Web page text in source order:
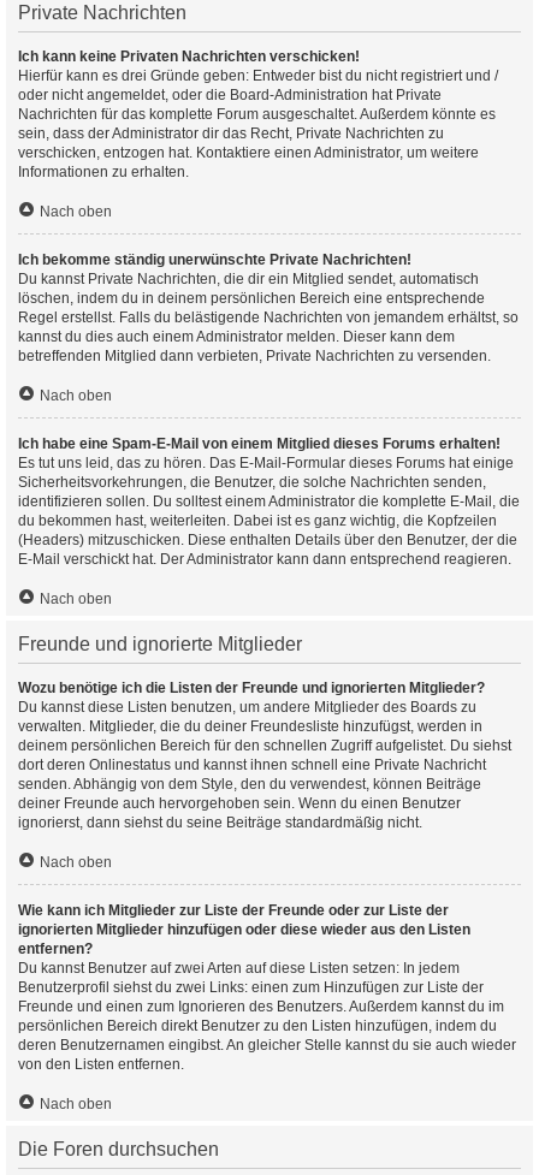
Private Nachrichten
Ich kann keine Privaten Nachrichten verschicken!
Hierfür kann es drei Gründe geben: Entweder bist du nicht registriert und /
oder nicht angemeldet, oder die Board-Administration hat Private
Nachrichten für das komplette Forum ausgeschaltet. Außerdem könnte es
sein, dass der Administrator dir das Recht, Private Nachrichten zu
verschicken, entzogen hat. Kontaktiere einen Administrator, um weitere
Informationen zu erhalten.
Nach oben
Ich bekomme ständig unerwünschte Private Nachrichten!
Du kannst Private Nachrichten, die dir ein Mitglied sendet, automatisch
löschen, indem du in deinem persönlichen Bereich eine entsprechende
Regel erstellst. Falls du belästigende Nachrichten von jemandem erhältst, so
kannst du dies auch einem Administrator melden. Dieser kann dem
betreffenden Mitglied dann verbieten, Private Nachrichten zu versenden.
Nach oben
Ich habe eine Spam-E-Mail von einem Mitglied dieses Forums erhalten!
Es tut uns leid, das zu hören. Das E-Mail-Formular dieses Forums hat einige
Sicherheitsvorkehrungen, die Benutzer, die solche Nachrichten senden,
identifizieren sollen. Du solltest einem Administrator die komplette E-Mail, die
du bekommen hast, weiterleiten. Dabei ist es ganz wichtig, die Kopfzeilen
(Headers) mitzuschicken. Diese enthalten Details über den Benutzer, der die
E-Mail verschickt hat. Der Administrator kann dann entsprechend reagieren.
Nach oben
Freunde und ignorierte Mitglieder
Wozu benötige ich die Listen der Freunde und ignorierten Mitglieder?
Du kannst diese Listen benutzen, um andere Mitglieder des Boards zu
verwalten. Mitglieder, die du deiner Freundesliste hinzufügst, werden in
deinem persönlichen Bereich für den schnellen Zugriff aufgelistet. Du siehst
dort deren Onlinestatus und kannst ihnen schnell eine Private Nachricht
senden. Abhängig von dem Style, den du verwendest, können Beiträge
deiner Freunde auch hervorgehoben sein. Wenn du einen Benutzer
ignorierst, dann siehst du seine Beiträge standardmäßig nicht.
Nach oben
Wie kann ich Mitglieder zur Liste der Freunde oder zur Liste der
ignorierten Mitglieder hinzufügen oder diese wieder aus den Listen
entfernen?
Du kannst Benutzer auf zwei Arten auf diese Listen setzen: In jedem
Benutzerprofil siehst du zwei Links: einen zum Hinzufügen zur Liste der
Freunde und einen zum Ignorieren des Benutzers. Außerdem kannst du im
persönlichen Bereich direkt Benutzer zu den Listen hinzufügen, indem du
deren Benutzernamen eingibst. An gleicher Stelle kannst du sie auch wieder
von den Listen entfernen.
Nach oben
Die Foren durchsuchen